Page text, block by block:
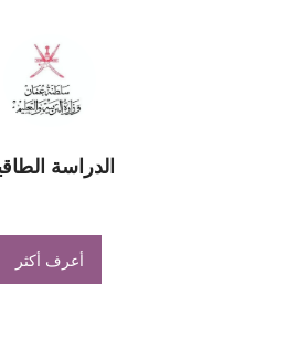
الدراسة الطاقية
أعرف أكثر